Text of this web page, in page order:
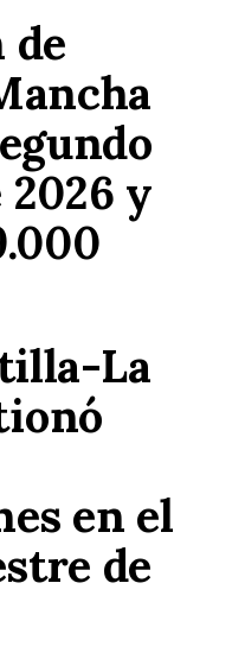
de
y
La
en el
de